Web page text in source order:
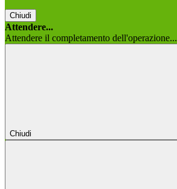
Chiudi
Attendere...
Attendere il completamento dell'operazione...
Chiudi